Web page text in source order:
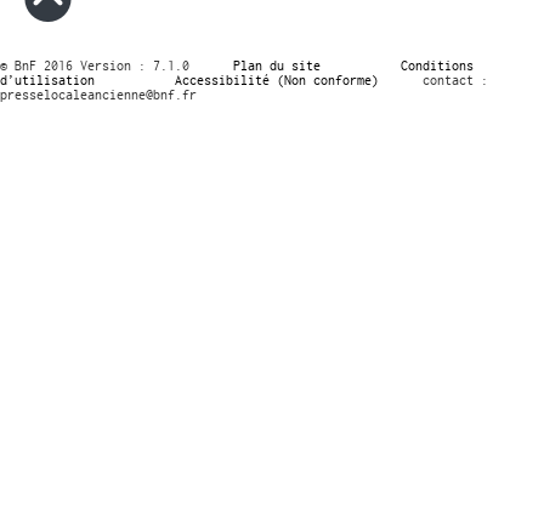
© BnF 2016 Version : 7.1.0 Plan du site
Conditions
d’utilisation
Accessibilité (Non conforme)
contact :
presselocaleancienne@bnf.fr